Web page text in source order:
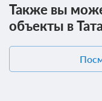
Также вы
объекты в